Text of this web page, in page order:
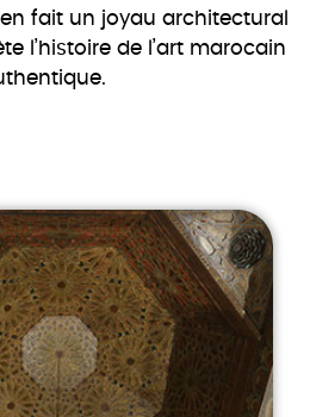
fait un joyau architectural
l’histoire de l’art marocain